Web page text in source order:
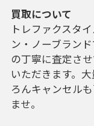
買取について
トレファクスタ
ン・ノーブラン
の丁寧に査定さ
いただきます。
ろんキャンセル
ませ。